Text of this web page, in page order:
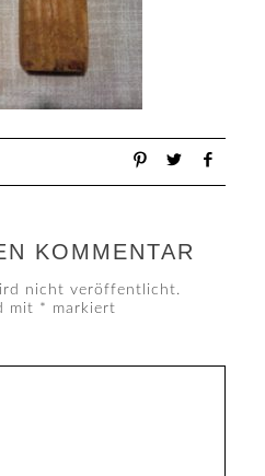
KOMMENTAR
nicht veröffentlicht.
mit * markiert